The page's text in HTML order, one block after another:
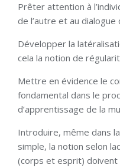
Prêter attention à
de l’autre et au dialogue
Développer la
cela la notion de
Mettre en évidence le
fondamental dans le
d’apprentissage de la
Introduire, même dans
simple, la notion selon
(corps et esprit) doivent